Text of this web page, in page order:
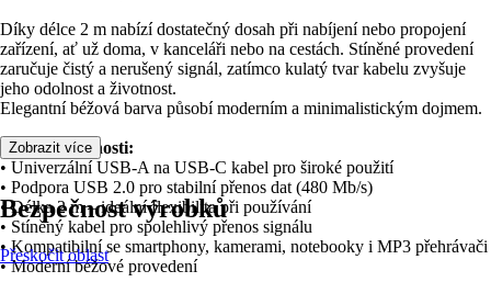
Díky délce 2 m nabízí dostatečný dosah při nabíjení nebo propojení
zařízení, ať už doma, v kanceláři nebo na cestách. Stíněné provedení
zaručuje čistý a nerušený signál, zatímco kulatý tvar kabelu zvyšuje
jeho odolnost a životnost.
Elegantní béžová barva působí moderním a minimalistickým dojmem.
Klíčové vlastnosti:
• Univerzální USB-A na USB-C kabel pro široké použití
• Podpora USB 2.0 pro stabilní přenos dat (480 Mb/s)
• Délka 2 m – ideální flexibilita při používání
• Stíněný kabel pro spolehlivý přenos signálu
• Kompatibilní se smartphony, kamerami, notebooky i MP3 přehrávači
• Moderní béžové provedení
Zobrazit více
Bezpečnost výrobků
Přeskočit oblast